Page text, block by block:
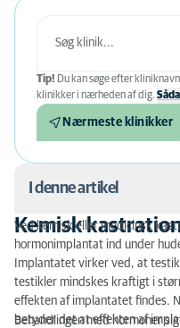
Tip! Du kan søge efter
klinikker i nærheden af ​​dig.
Nærmeste klinikker
I denne artikel
Kemisk kastration af
Bivirkninger
Kemisk
Kemisk
Ved kemisk eller medicinsk
hormonimplantat ind under
Implantatet virker ved, at
testikler mindskes kraftigt i
effekten af implantatet findes.
betyder det at effekten af
Behandlingen med hormoner